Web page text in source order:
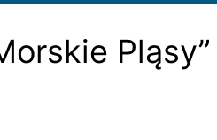
Pląsy”